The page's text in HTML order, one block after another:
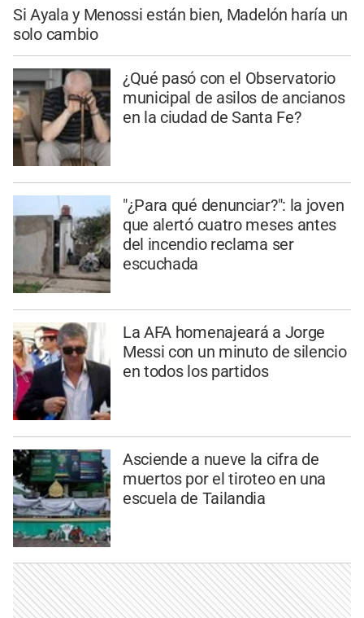
Si Ayala y Menossi están bien, Madelón haría un
solo cambio
¿Qué pasó con el Observatorio
municipal de asilos de ancianos
en la ciudad de Santa Fe?
"¿Para qué denunciar?": la joven
que alertó cuatro meses antes
del incendio reclama ser
escuchada
La AFA homenajeará a Jorge
Messi con un minuto de silencio
en todos los partidos
Asciende a nueve la cifra de
muertos por el tiroteo en una
escuela de Tailandia